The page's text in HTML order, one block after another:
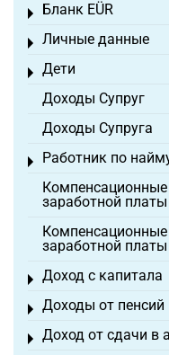
Бланк EÜR
Toggle menu
Личные данные
Toggle menu
Дети
Toggle menu
Доходы Супруг
Доходы Супруга
Работник по
Toggle menu
заработной платы
заработной платы
Доход с капитала
Toggle menu
Доходы от пенсий
Toggle menu
Доход от сдачи в
Toggle menu